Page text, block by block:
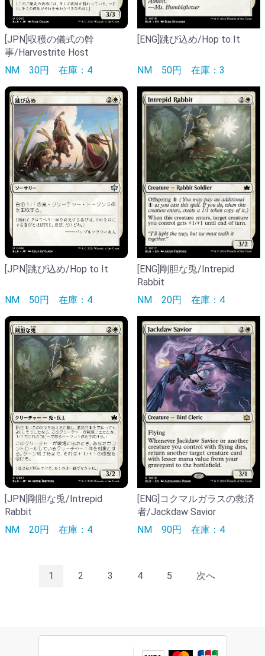
[JPN]収穫の儀式の幹
事/Harvestrite Host
NM 30円 在庫：4
[ENG]跳び込め/Hop to It
NM 50円 在庫：3
[JPN]跳び込め/Hop to It
NM 50円 在庫：4
[ENG]剛胆な兎/Intrepid
Rabbit
NM 20円 在庫：4
[JPN]剛胆な兎/Intrepid
Rabbit
NM 20円 在庫：4
[ENG]コクマルガラスの救済
者/Jackdaw Savior
NM 90円 在庫：4
1 2 3 4 5 次へ